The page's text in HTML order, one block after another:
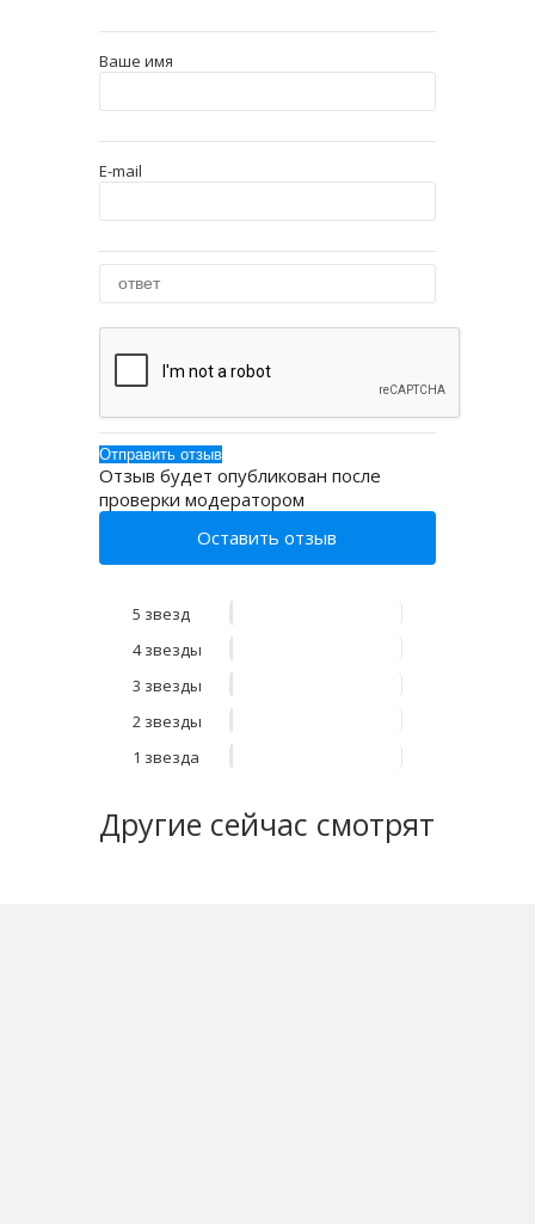
Ваше имя
E-mail
Отзыв будет опубликован после
проверки модератором
Оставить отзыв
5 звезд
4 звезды
3 звезды
2 звезды
1 звезда
Другие сейчас смотрят